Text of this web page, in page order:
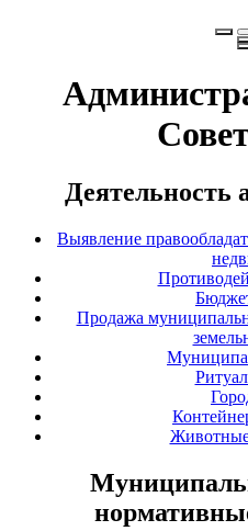
Деятельность
Выявление
Продажа
Животные